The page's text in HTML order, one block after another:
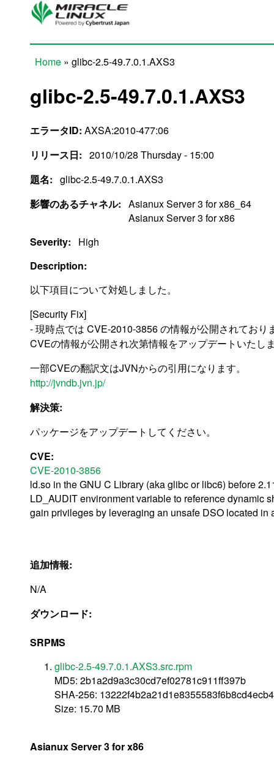
Skip to main content
Home » glibc-2.5-49.7.0.1.AXS3
glibc-2.5-49.7.0.1.AXS3
エラータID: AXSA:2010-477:06
リリース日: 2010/10/28 Thursday - 15:00
題名: glibc-2.5-49.7.0.1.AXS3
影響のあるチャネル: Asianux Server 3 for x86_64
Asianux Server 3 for x86
Severity:
High
Description:
以下項目について対処しました。
[Security Fix]
- 現時点では CVE-2010-3856 の情報が公開されており
CVEの情報が公開され次第情報をアップデートいたし
一部CVEの翻訳文はJVNからの引用になります。
http://jvndb.jvn.jp/
解決策:
パッケージをアップデートしてください。
CVE:
CVE-2010-3856
ld.so in the GNU C Library (aka glibc or libc6) before
LD_AUDIT environment variable to reference dynamic
gain privileges by leveraging an unsafe DSO located
追加情報:
N/A
ダウンロード:
SRPMS
glibc-2.5-49.7.0.1.AXS3.src.rpm
MD5: 2b1a2d9a3c30cd7ef02781c911ff397b
SHA-256:
Size: 15.70 MB
Asianux Server 3 for x86